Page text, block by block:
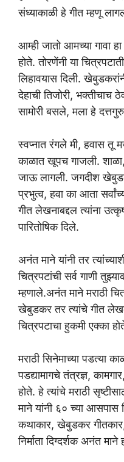
संध्याकाळी हे गीत म्हणू
आम्ही जातो आमच्या गावा
होते. तोरणेंनी या
लिहावयास दिली.
देहाची तिजोरी, भक्तीचाच
सामोरी बसले, मला हे
स्वप्नात रंगले मी, हवास तू
काळात खूपच गाजली.
जाऊ लागली. जगदीश
प्रभुत्व, हवा का आता
गीत लेखनाबद्दल त्यांना
पारितोषिक दिले.
अनंत माने यांनी तर
चित्रपटांची सर्व गाणी
म्हणाले.अनंत माने मराठी
खेबुडकर तर त्यांचे गीत
चित्रपटाचा हुकमी एक्का
मराठी सिनेमाच्या पडत्या
पडद्यामागचे तंत्रज्ञ,
होते. हे त्यांचे मराठी
माने यांनी ६० च्या
कथाकार, खेबुडकर
निर्माता दिग्दर्शक अनंत